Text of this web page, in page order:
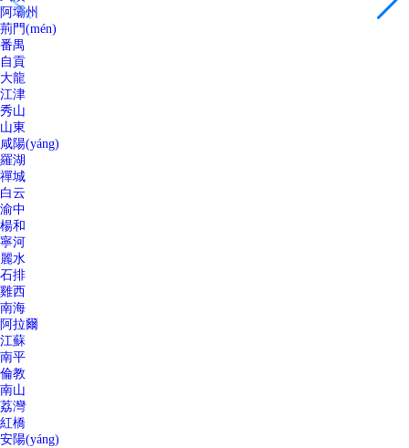
阿壩州
荊門(mén)
番禺
自貢
大龍
江津
秀山
山東
咸陽(yáng)
羅湖
禪城
白云
渝中
楊和
寧河
麗水
石排
雞西
南海
阿拉爾
江蘇
南平
倫教
南山
荔灣
紅橋
安陽(yáng)